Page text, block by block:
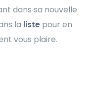
dans sa nouvelle
la listepour en
vous plaire.